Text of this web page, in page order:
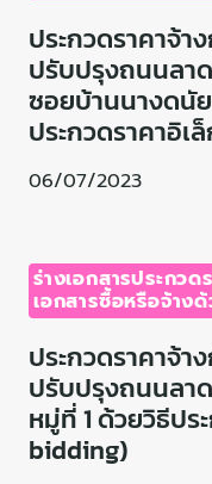
ประกวดราคาจ้า
ปรับปรุงถนนลา
ซอยบ้านนางดนั
ประกวดราคาอิ
06/07/2023
ร่างเอกสารประกวด
เอกสารซื้อหรือจ้าง
ประกวดราคาจ้า
ปรับปรุงถนนลา
หมู่ที่ 1 ด้วยวิธีป
bidding)